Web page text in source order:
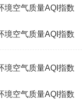
境空气质量AQI指数
境空气质量AQI指数
境空气质量AQI指数
境空气质量AQI指数